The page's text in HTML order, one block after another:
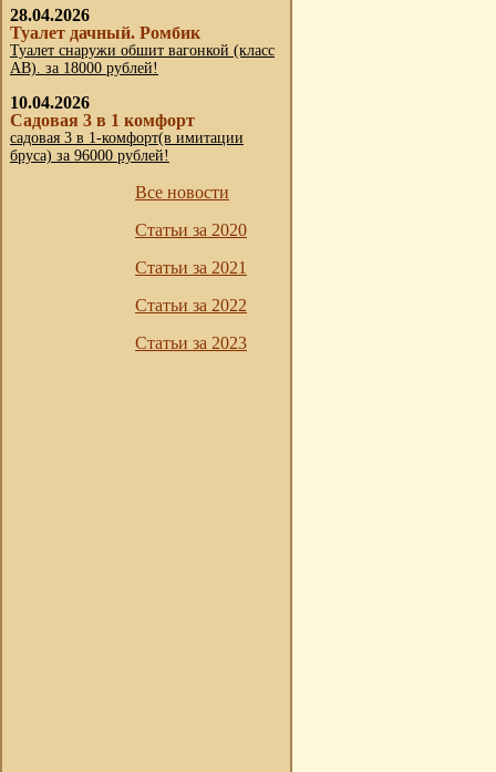
28.04.2026
Туалет дачный. Ромбик
Туалет снаружи обшит вагонкой (класс
АВ). за 18000 рублей!
10.04.2026
Садовая 3 в 1 комфорт
садовая 3 в 1-комфорт(в имитации
бруса) за 96000 рублей!
Все новости
Статьи за 2020
Статьи за 2021
Статьи за 2022
Статьи за 2023